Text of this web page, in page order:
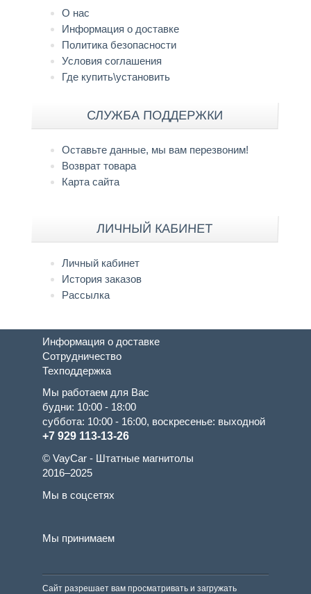
О нас
Информация о доставке
Политика безопасности
Условия соглашения
Где купить\установить
СЛУЖБА ПОДДЕРЖКИ
Оставьте данные, мы вам перезвоним!
Возврат товара
Карта сайта
ЛИЧНЫЙ КАБИНЕТ
Личный кабинет
История заказов
Рассылка
Информация о доставке
Сотрудничество
Техподдержка
Мы работаем для Вас
будни: 10:00 - 18:00
суббота: 10:00 - 16:00, воскресенье: выходной
+7 929 113-13-26
© VayCar - Штатные магнитолы
2016–2025
Мы в соцсетях
Мы принимаем
Сайт разрешает вам просматривать и загружать